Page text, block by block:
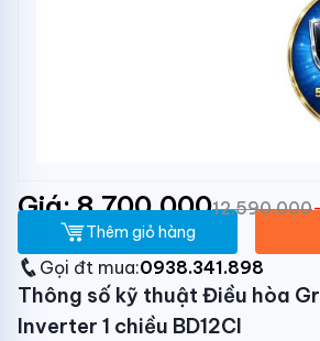
Giá: 8.700.00012.590.000
Thêm giỏ hàng
Gọi đt mua:0938.341.898
Thông số kỹ thuật Điều hòa
Inverter 1 chiều BD12CI